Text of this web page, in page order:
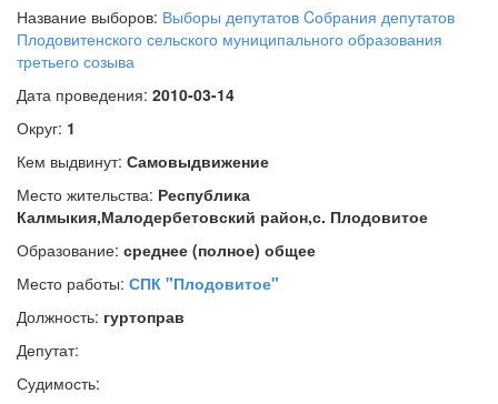
Название выборов: Выборы депутатов Cобрания депутатов
Плодовитенского сельского муниципального образования
третьего созыва
Дата проведения: 2010-03-14
Округ: 1
Кем выдвинут: Самовыдвижение
Место жительства: Республика
Калмыкия,Малодербетовский район,с. Плодовитое
Образование: среднее (полное) общее
Место работы: СПК "Плодовитое"
Должность: гуртоправ
Депутат:
Судимость: